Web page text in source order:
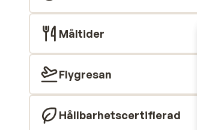
Måltider
Flygresan
Hållbarhetscertifierad